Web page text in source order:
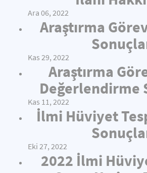
Ara 06, 2022
Araştırma
Kas 29, 2022
Araştırma
Değerlendirme
Kas 11, 2022
İlmi Hüviyet
Eki 27, 2022
2022 İlmi